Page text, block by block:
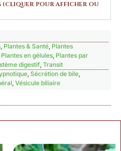
(CLIQUER POUR AFFICHER OU
, Plantes & Santé, Plantes
Plantes en gélules, Plantes par
digestif, Transit
, Sécrétion de bile,
, Vésicule biliaire